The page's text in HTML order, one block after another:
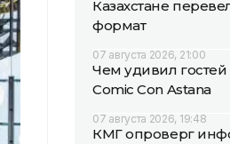
Казахстане
формат
07 августа 2026, 21:00
Чем удивил
Comic Con Astana
07 августа 2026, 19:48
КМГ опроверг